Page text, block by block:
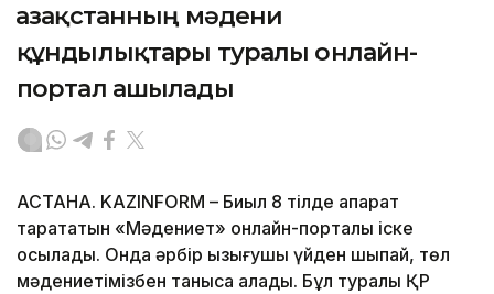
Қазақстанның мәдени
құндылықтары туралы онлайн-
портал ашылады
АСТАНА. KAZINFORM – Биыл 8 тілде ақпарат
тарататын «Мәдениет» онлайн-порталы іске
қосылады. Онда әрбір қызығушы үйден шықпай, төл
мәдениетімізбен таныса алады. Бұл туралы ҚР